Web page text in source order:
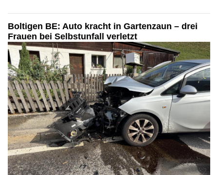
Boltigen BE: Auto kracht in Gartenzaun – drei
Frauen bei Selbstunfall verletzt